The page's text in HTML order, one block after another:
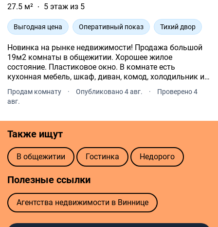
27.5 м² 5 этаж из 5
Выгодная цена Оперативный показ Тихий двор
Новинка на рынке недвижимости! Продажа большой
19м2 комнаты в общежитии. Хорошее жилое
состояние. Пластиковое окно. В комнате есть
кухонная мебель, шкаф, диван, комод, холодильник и
стиральная машина. Все, что есть в комнате, остается
новым владельцам. Хорошая инфраструктура.
Продам комнату · Опубликовано 4 авг. ·
Проверено 4
авг.
Также ищут
В общежитии Гостинка Недорого
Полезные ссылки
Агентства недвижимости в Виннице